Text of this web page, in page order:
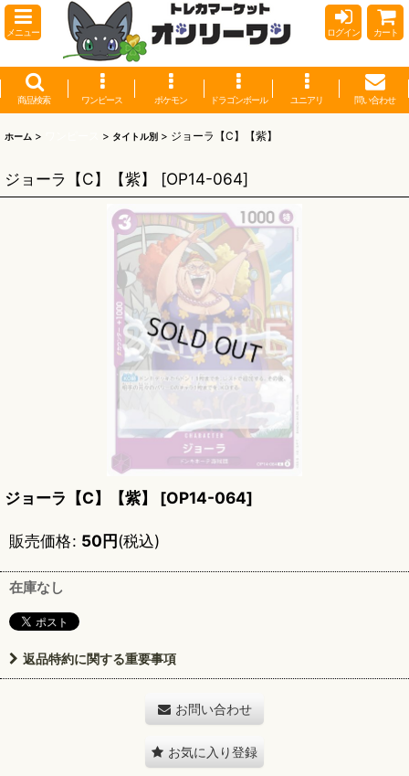
メニュー ログイン カート
商品検索 ワンピース ポケモン ドラゴンボール ユニアリ 問い合わせ
ホーム > > タイトル別 > ジョーラ【C】【紫】
ジョーラ【C】【紫】 [OP14-064]
ジョーラ【C】【紫】 [OP14-064]
販売価格: 50円(税込)
在庫なし
返品特約に関する重要事項
お問い合わせ
お気に入り登録